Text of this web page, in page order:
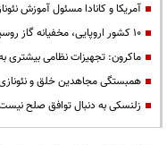
آمریکا و کانادا مسئول آموزش
۱۰ کشور اروپایی، مخفیانه گاز روسیه را با روبل می‌خرند!
ماکرون: تجهیزات نظامی بیشتری
همبستگی مجاهدین خلق و
زلنسکی به دنبال توافق صلح